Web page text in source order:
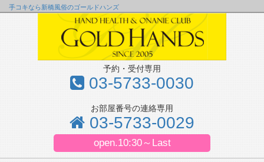
手コキなら新橋風俗のゴールドハンズ
予約・受付専用
03-5733-0030
お部屋番号の連絡専用
03-5733-0029
open.10:30～Last